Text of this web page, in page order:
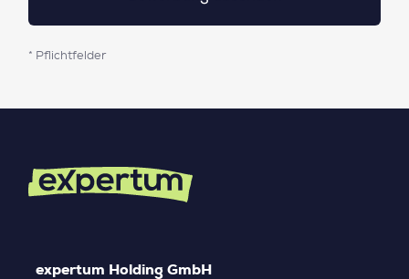
* Pflichtfelder
expertum Holding GmbH